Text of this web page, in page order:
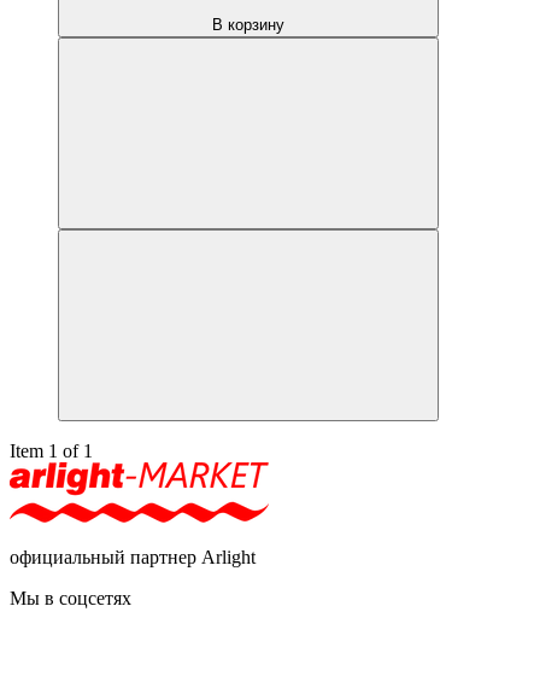
В корзину
Item 1 of 1
официальный партнер Arlight
Мы в соцсетях